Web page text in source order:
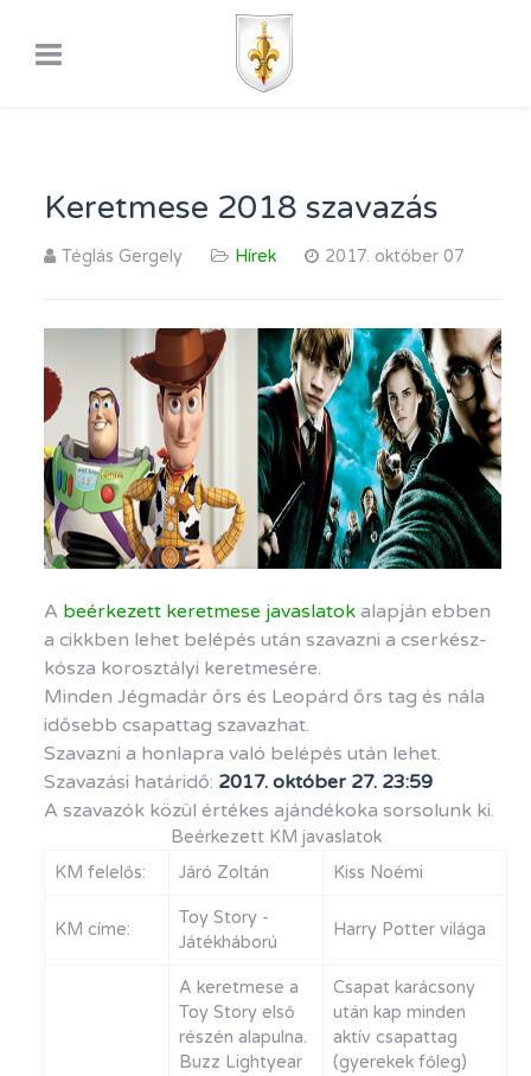
Keretmese 2018 szavazás
Téglás Gergely Hírek 2017. október 07
A beérkezett keretmese javaslatok alapján ebben
a cikkben lehet belépés után szavazni a cserkész-
kósza korosztályi keretmesére.
Minden Jégmadár őrs és Leopárd őrs tag és nála
idősebb csapattag szavazhat.
Szavazni a honlapra való belépés után lehet.
Szavazási határidő: 2017. október 27. 23:59
A szavazók közül értékes ajándékoka sorsolunk ki.
Beérkezett KM javaslatok
KM felelős:
Járó Zoltán Kiss Noémi
KM címe:
Toy Story -
Játékháború
Harry Potter világa
A keretmese a
Toy Story első
részén alapulna.
Buzz Lightyear
Csapat karácsony
után kap minden
aktív csapattag
(gyerekek főleg)